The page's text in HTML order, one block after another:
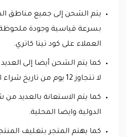
يتم الشحن إلى جميع مناطق
بسرعة قياسية وجودة
العملاء على كود تينا كاتري.
كما يتم الشحن أيضا إلى
لا تتجاوز 12 يوم من تاريخ شراء المنتج.
كما يتم الاستعانة بالعديد
الدولية وايضا المحلية.
كما يهتم المتجر بتغليف